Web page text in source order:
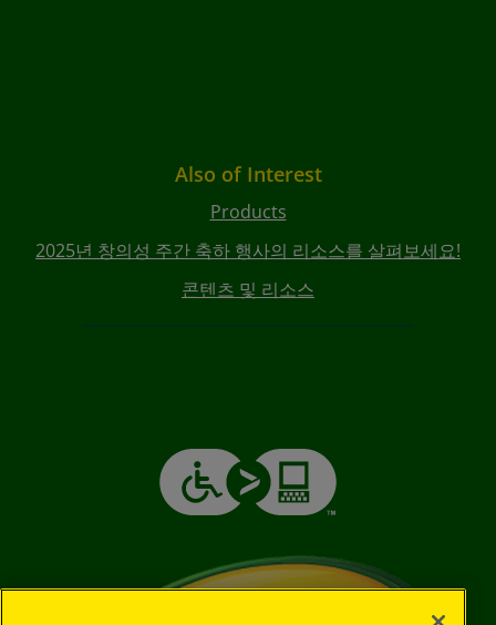
Also of Interest
Products
2025년 창의성 주간 축하 행사의 리소스를 살펴보세요!
콘텐츠 및 리소스